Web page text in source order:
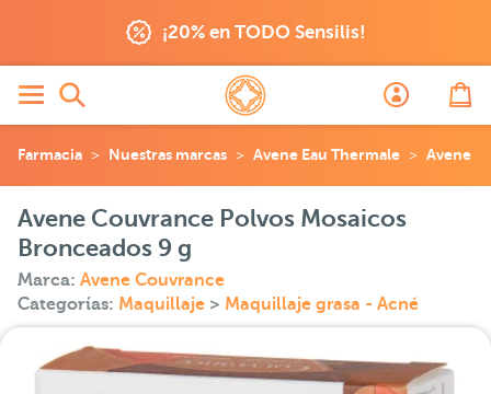
¡20% en TODO Sensilis!
Farmacia Nuestras marcas Avene Eau Thermale Avene
Avene Couvrance Polvos Mosaicos
Bronceados 9 g
Marca: Avene Couvrance
Categorías: Maquillaje > Maquillaje grasa - Acné